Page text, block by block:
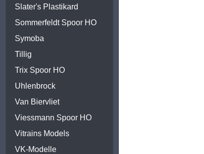
Slater's Plastikard
Sommerfeldt Spoor HO
Symoba
Tillig
Trix Spoor HO
Uhlenbrock
Van Biervliet
Viessmann Spoor HO
Vitrains Models
VK-Modelle